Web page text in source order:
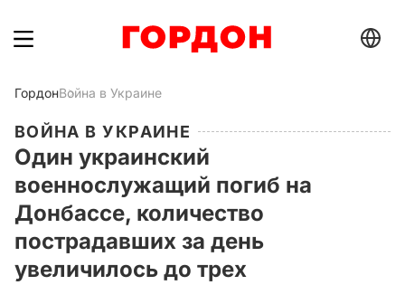
ГордонВойна в Украине
ВОЙНА В УКРАИНЕ
Один украинский
военнослужащий погиб на
Донбассе, количество
пострадавших за день
увеличилось до трех